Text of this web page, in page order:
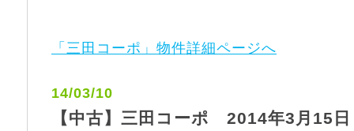
「三田コーポ」物件詳細ページへ
14/03/10
【中古】三田コーポ 2014年3月15